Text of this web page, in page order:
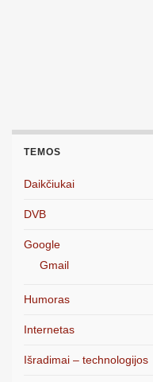
TEMOS
Daikčiukai
DVB
Google
Gmail
Humoras
Internetas
Išradimai – technologijos